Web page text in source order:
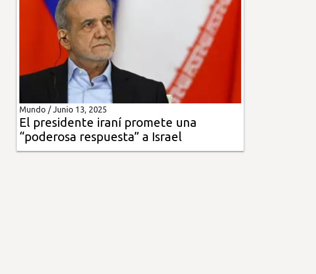
Multimedia
Impreso
Mundo /Junio 13, 2025
El presidente iraní promete una
“poderosa respuesta” a Israel